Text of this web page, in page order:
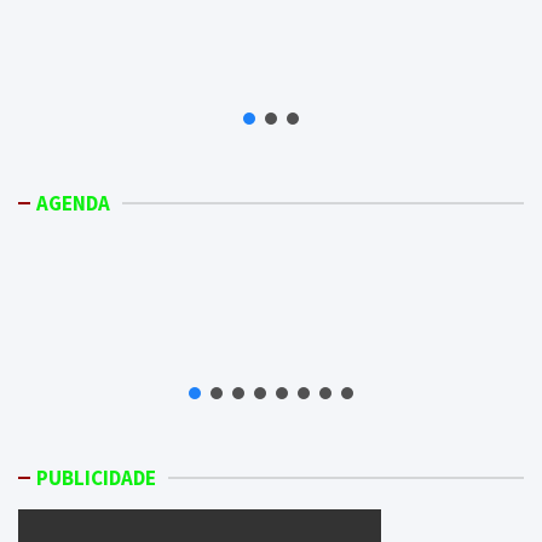
AGENDA
PUBLICIDADE